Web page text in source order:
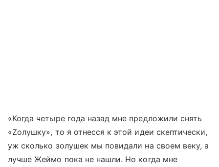
«Когда четыре года назад мне предложили снять
«Zолушку», то я отнесся к этой идеи скептически,
уж сколько золушек мы повидали на своем веку, а
лучше Жеймо пока не нашли. Но когда мне